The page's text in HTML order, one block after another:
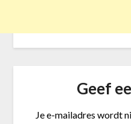
Geef
Je e-mailadres wordt